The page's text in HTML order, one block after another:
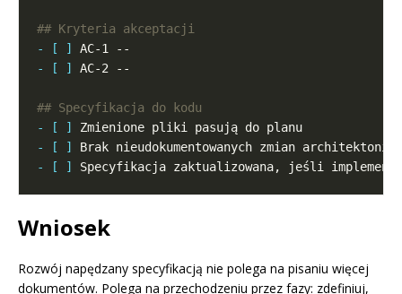
- [ ]
- [ ]
- [ ]
- [ ]
- [ ]
Wniosek
Rozwój napędzany specyfikacją nie polega na pisaniu więcej
dokumentów. Polega na przechodzeniu przez fazy: zdefiniuj,